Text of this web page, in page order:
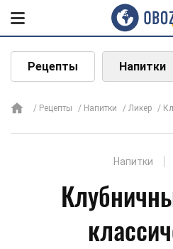
Рецепты Напитки
Рецепты Напитки Ликер
Напитки